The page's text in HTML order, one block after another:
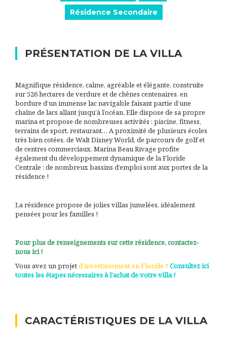
Résidence Secondaire
PRÉSENTATION DE LA VILLA
Magnifique résidence, calme, agréable et élégante, construite
sur 526 hectares de verdure et de chênes centenaires, en
bordure d’un immense lac navigable faisant partie d’une
chaîne de lacs allant jusqu’à l’océan. Elle dispose de sa propre
marina et propose de nombreuses activités : piscine, fitness,
terrains de sport, restaurant… A proximité de plusieurs écoles
très bien cotées, de Walt Disney World, de parcours de golf et
de centres commerciaux, Marina Beau Rivage profite
également du développement dynamique de la Floride
Centrale : de nombreux bassins d’emploi sont aux portes de la
résidence !
La résidence propose de jolies villas jumelées, idéalement
pensées pour les familles !
Pour plus de renseignements sur cette résidence, contactez-
nous ici !
Vous avez un projetd’investissement en Floride ? Consultez ici
toutes les étapes nécessaires à l’achat de votre villa !
CARACTÉRISTIQUES DE LA VILLA